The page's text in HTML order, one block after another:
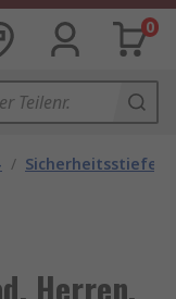
0
/ Sicherheitsstiefel
Herren,